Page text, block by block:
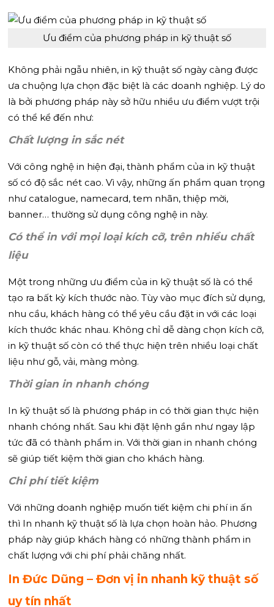
Ưu điểm của phương pháp in kỹ thuật số
Không phải ngẫu nhiên, in kỹ thuật số ngày càng được
ưa chuộng lựa chọn đặc biệt là các doanh nghiệp. Lý do
là bởi phương pháp này sở hữu nhiều ưu điểm vượt trội
có thể kể đến như:
Chất lượng in sắc nét
Với công nghệ in hiện đại, thành phẩm của in kỹ thuật
số có độ sắc nét cao. Vì vậy, những ấn phẩm quan trọng
như catalogue, namecard, tem nhãn, thiệp mời,
banner… thường sử dụng công nghệ in này.
Có thể in với mọi loại kích cỡ, trên nhiều chất
liệu
Một trong những ưu điểm của in kỹ thuật số là có thể
tạo ra bất kỳ kích thước nào. Tùy vào mục đích sử dụng,
nhu cầu, khách hàng có thể yêu cầu đặt in với các loại
kích thước khác nhau. Không chỉ dễ dàng chọn kích cỡ,
in kỹ thuật số còn có thể thực hiện trên nhiều loại chất
liệu như gỗ, vải, màng mỏng.
Thời gian in nhanh chóng
In kỹ thuật số là phương pháp in có thời gian thực hiện
nhanh chóng nhất. Sau khi đặt lệnh gần như ngay lập
tức đã có thành phẩm in. Với thời gian in nhanh chóng
sẽ giúp tiết kiệm thời gian cho khách hàng.
Chi phí tiết kiệm
Với những doanh nghiệp muốn tiết kiệm chi phí in ấn
thì In nhanh kỹ thuật số là lựa chọn hoàn hảo. Phương
pháp này giúp khách hàng có những thành phẩm in
chất lượng với chi phí phải chăng nhất.
In Đức Dũng – Đơn vị in nhanh kỹ thuật số
uy tín nhất